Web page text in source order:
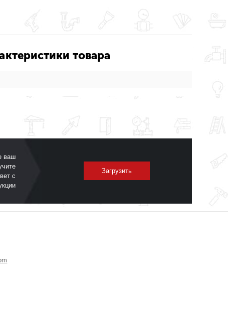
товара
ваш
с
Загрузить